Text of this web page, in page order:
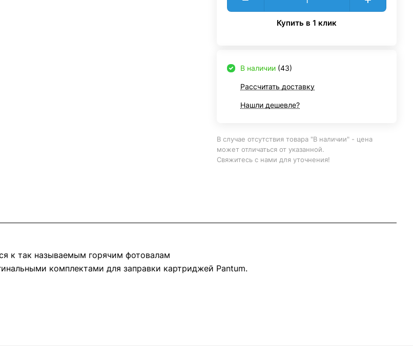
Купить в 1 клик
В наличии (43)
Рассчитать доставку
Нашли дешевле?
В случае отсутствия товара "В наличии" - цена
может отличаться от указанной.
Свяжитесь с нами для уточнения!
к так называемым горячим фотовалам
комплектами для заправки картриджей Pantum.